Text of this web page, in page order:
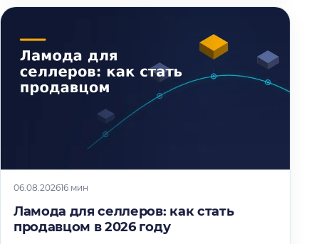
06.08.202616 мин
Ламода для селлеров: как стать
продавцом в 2026 году